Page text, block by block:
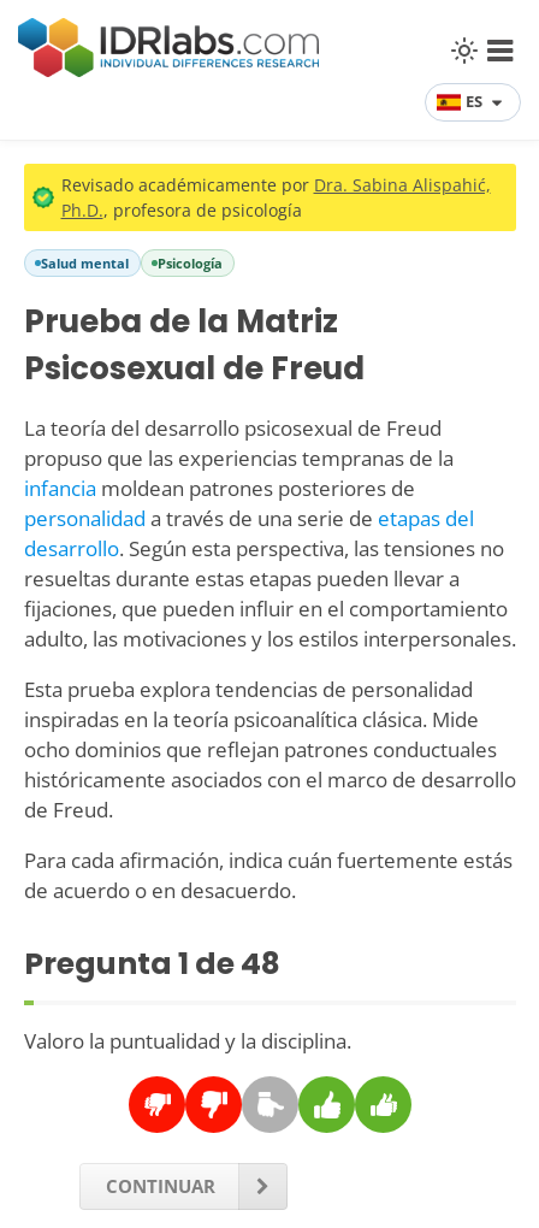
ES
Revisado académicamente por Dra. Sabina Alispahić,
Ph.D., profesora de psicología
Salud mental Psicología
Prueba de la Matriz
Psicosexual de Freud
La teoría del desarrollo psicosexual de Freud
propuso que las experiencias tempranas de la
infancia moldean patrones posteriores de
personalidad a través de una serie de etapas del
desarrollo. Según esta perspectiva, las tensiones no
resueltas durante estas etapas pueden llevar a
fijaciones, que pueden influir en el comportamiento
adulto, las motivaciones y los estilos interpersonales.
Esta prueba explora tendencias de personalidad
inspiradas en la teoría psicoanalítica clásica. Mide
ocho dominios que reflejan patrones conductuales
históricamente asociados con el marco de desarrollo
de Freud.
Para cada afirmación, indica cuán fuertemente estás
de acuerdo o en desacuerdo.
Pregunta 1 de 48
Valoro la puntualidad y la disciplina.
CONTINUAR